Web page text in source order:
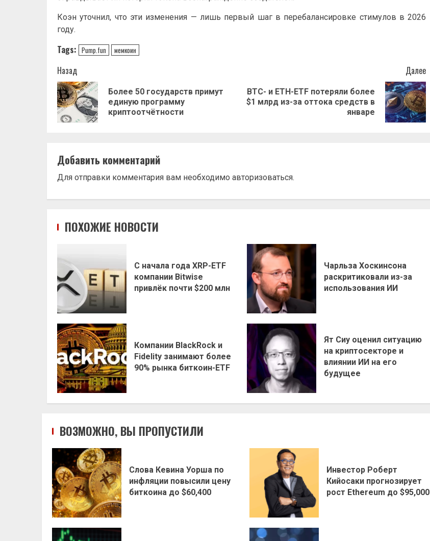
Коэн уточнил, что эти изменения — лишь первый шаг в перебалансировке стимулов в 2026
году.
Tags: Pump.fun мемкоин
Навигация
записи
Назад
Предыдущая
Более 50 государств примут
единую программу
криптоотчётности
Далее
Следующая
BTC- и ETH-ETF потеряли более
$1 млрд из-за оттока средств в
январе
Добавить комментарий
Для отправки комментария вам необходимо авторизоваться.
ПОХОЖИЕ НОВОСТИ
С начала года XRP-ETF
компании Bitwise
привлёк почти $200 млн
Чарльза Хоскинсона
раскритиковали из-за
использования ИИ
Компании BlackRock и
Fidelity занимают более
90% рынка биткоин-ETF
Ят Сиу оценил ситуацию
на криптосекторе и
влиянии ИИ на его
будущее
ВОЗМОЖНО, ВЫ ПРОПУСТИЛИ
Слова Кевина Уорша по
инфляции повысили цену
биткоина до $60,400
Инвестор Роберт
Кийосаки прогнозирует
рост Ethereum до $95,000